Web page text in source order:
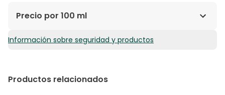
Precio por 100 ml
7,70€ / 100 ml
Información sobre seguridad y productos
Productos relacionados